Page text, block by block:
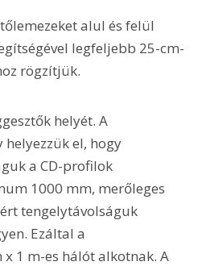
alul és felül
legfeljebb 25-cm-
rögzítjük.
helyét. A
el, hogy
a CD-profilok
1000 mm, merőleges
tengelytávolságuk
Ezáltal a
1 m-es hálót alkotnak. A